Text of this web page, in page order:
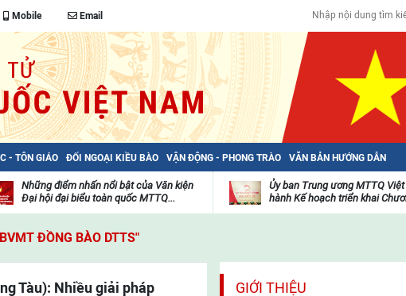
Mobile Email
- TÔN GIÁO ĐỐI NGOẠI KIỀU BÀO VẬN ĐỘNG - PHONG TRÀO VĂN BẢN HƯỚNG DẪN
Những điểm nhấn nổi bật của Văn kiện
Đại hội đại biểu toàn quốc MTTQ...
mặt
trận
Ủy ban Trung ương MTTQ
hành Kế hoạch triển khai
ĐỒNG BÀO DTTS"
Tàu): Nhiều giải pháp
GIỚI THIỆU